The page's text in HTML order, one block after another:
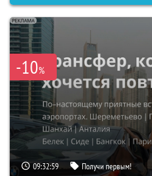
-10%
09:32:58 Получи первым!